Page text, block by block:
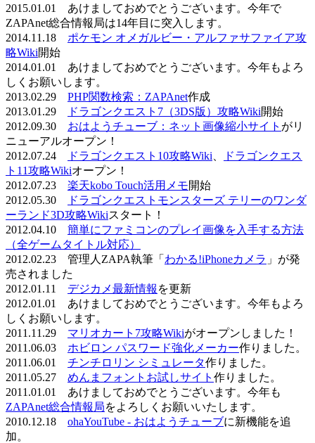
2015.01.01 あけましておめでとうございます。今年で
ZAPAnet総合情報局は14年目に突入します。
2014.11.18 ポケモン オメガルビー・アルファサファイア攻
略Wiki開始
2014.01.01 あけましておめでとうございます。今年もよろ
しくお願いします。
2013.02.29 PHP関数検索：ZAPAnet作成
2013.01.29
ドラゴンクエスト7（3DS版）攻略Wiki開始
2012.09.30 おはようチューブ：ネット画像縮小サイト がリ
ニューアルオープン！
2012.07.24
ドラゴンクエスト10攻略Wiki
ドラゴンクエス
ト11攻略Wikiオープン！
2012.07.23 楽天kobo Touch活用メモ開始
2012.05.30
ドラゴンクエストモンスターズ テリーのワンダ
ーランド3D攻略Wikiスタート！
2012.04.10 簡単にファミコンのプレイ画像を入手する方法
（全ゲームタイトル対応）
2012.02.23 管理人ZAPA執筆「 わかる!iPhoneカメラ 」が発
売されました
2012.01.11 デジカメ最新情報 を更新
2012.01.01 あけましておめでとうございます。今年もよろ
しくお願いします。
2011.11.29 マリオカート7攻略Wikiがオープンしました！
2011.06.03 ホビロン パスワード強化メーカー作りました。
2011.06.01 チンチロリン シミュレータ作りました。
2011.05.27 めんまフォントお試しサイト 作りました。
2011.01.01 あけましておめでとうございます。今年も
ZAPAnet総合情報局をよろしくお願いいたします。
2010.12.18 ohaYouTube - おはようチューブに新機能を追
加。